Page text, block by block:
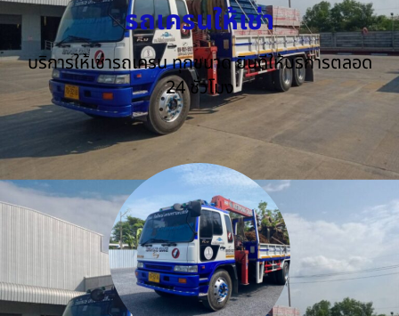
รถเครนให้เช่า
บริการให้เช่ารถเครน ทุกขนาด ยินดีให้บริการตลอด
24 ชั่วโมง